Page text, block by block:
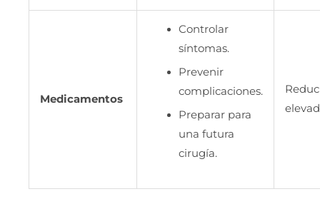
Medicamentos
Controlar
síntomas.
Prevenir
complicaciones.
Preparar para
una futura
cirugía.